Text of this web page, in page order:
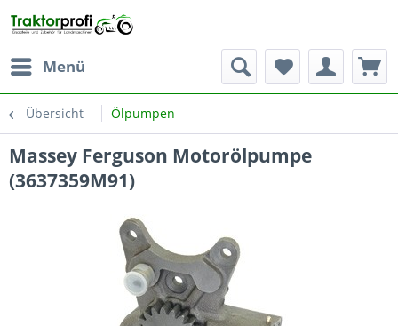
Menü
Übersicht Ölpumpen
Massey Ferguson Motorölpumpe
(3637359M91)